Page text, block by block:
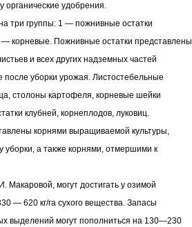
органические удобрения.
три группы: 1 — пожнивные остатки
корневые. Пожнивные остатки представлены
и всех других надземных частей
после уборки урожая. Листостебельные
столоны картофеля, корневые шейки
клубней, корнеплодов, луковиц.
корнями выращиваемой культуры,
а также корнями, отмершими к
могут достигать у озимой
— 620 кг/га сухого вещества. Запасы
выделений могут пополниться на 130—230